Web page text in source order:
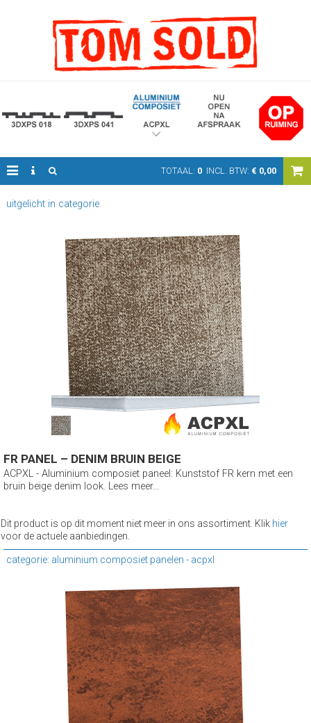
TOTAAL: 0 INCL. BTW: € 0,00
uitgelicht in categorie
FR PANEL – DENIM BRUIN BEIGE
ACPXL - Aluminium composiet paneel: Kunststof FR kern met een
bruin beige denim look. Lees meer...
Dit product is op dit moment niet meer in ons assortiment. Klik hier
voor de actuele aanbiedingen.
categorie: aluminium composiet panelen - acpxl